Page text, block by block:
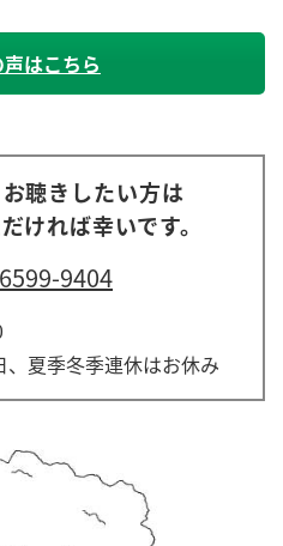
はこちら
聴きしたい方は
ければ幸いです。
9404
夏季冬季連休はお休み